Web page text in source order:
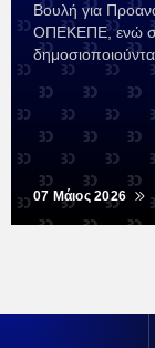
Βουλή για
ΟΠΕΚΕΠΕ, ενώ
07 Μάιος 2026